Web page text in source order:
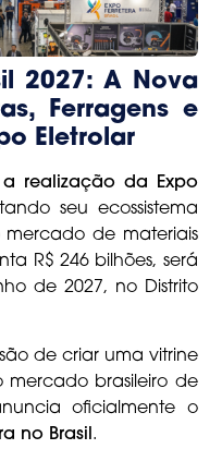
2027: A Nova
Ferragens e
Eletrolar
realização da Expo
seu ecossistema
de materiais
R$ 246 bilhões, será
de 2027, no Distrito
de criar uma vitrine
brasileiro de
oficialmente o
no Brasil.